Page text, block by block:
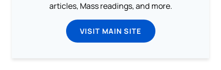
articles, Mass readings, and more.
VISIT MAIN SITE